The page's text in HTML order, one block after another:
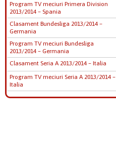
Program TV meciuri Primera Division
2013/2014 – Spania
Clasament Bundesliga 2013/2014 –
Germania
Program TV meciuri Bundesliga
2013/2014 – Germania
Clasament Seria A 2013/2014 – Italia
Program TV meciuri Seria A 2013/2014 –
Italia